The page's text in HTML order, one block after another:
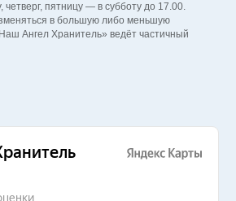
четверг, пятницу — в субботу до 17.00.
в большую либо меньшую
Ангел Хранитель» ведёт частичный